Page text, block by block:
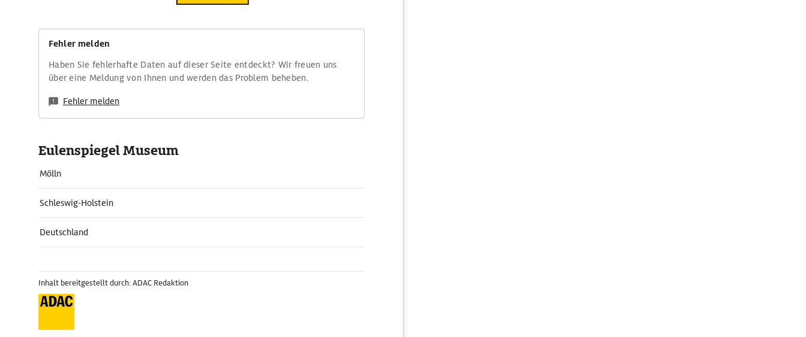
Fehler melden
Haben Sie fehlerhafte Daten auf dieser Seite entdeckt? Wir freuen uns
über eine Meldung von Ihnen und werden das Problem beheben.
Fehler melden
Eulenspiegel Museum
Mölln
Schleswig-Holstein
Deutschland
Inhalt bereitgestellt durch: ADAC Redaktion